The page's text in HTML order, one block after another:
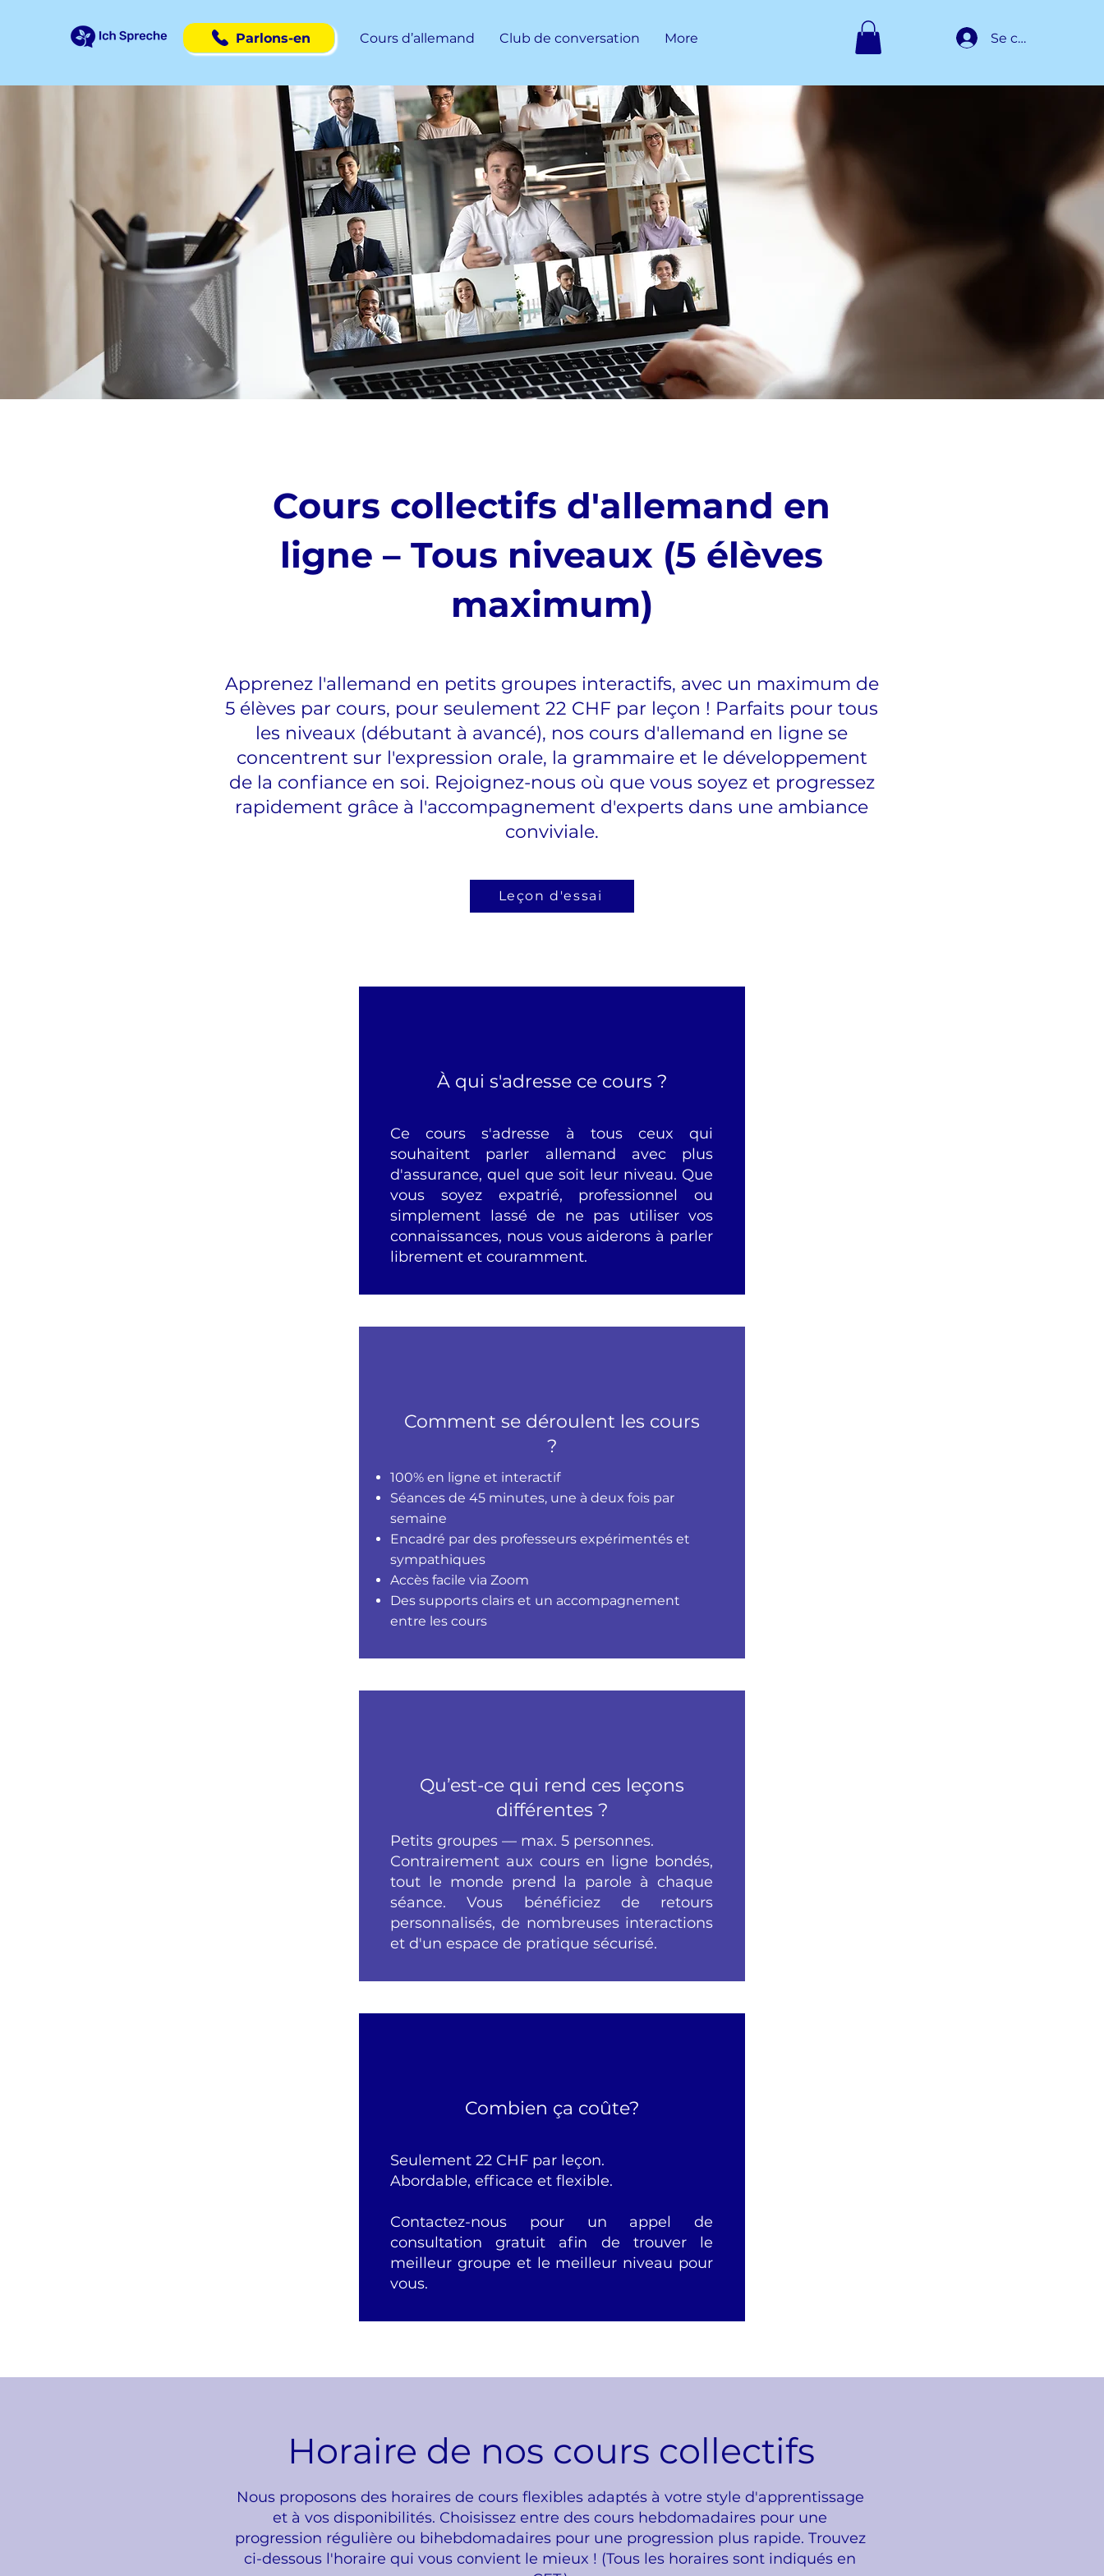
Parlons-en Cours d’allemand Club de conversation More Se connecter
Cours collectifs d'allemand en
ligne – Tous niveaux (5 élèves
maximum)
Apprenez l'allemand en petits groupes interactifs, avec un maximum de
5 élèves par cours, pour seulement 22 CHF par leçon ! Parfaits pour tous
les niveaux (débutant à avancé), nos cours d'allemand en ligne se
concentrent sur l'expression orale, la grammaire et le développement
de la confiance en soi. Rejoignez-nous où que vous soyez et progressez
rapidement grâce à l'accompagnement d'experts dans une ambiance
conviviale.
Leçon d'essai
À qui s'adresse ce cours ?
Ce cours s'adresse à tous ceux qui
souhaitent parler allemand avec plus
d'assurance, quel que soit leur niveau. Que
vous soyez expatrié, professionnel ou
simplement lassé de ne pas utiliser vos
connaissances, nous vous aiderons à parler
librement et couramment.
Comment se déroulent les cours
?
100% en ligne et interactif
Séances de 45 minutes, une à deux fois par
semaine
Encadré par des professeurs expérimentés et
sympathiques
Accès facile via Zoom
Des supports clairs et un accompagnement
entre les cours
Qu’est-ce qui rend ces leçons
différentes ?
Petits groupes — max. 5 personnes.
Contrairement aux cours en ligne bondés,
tout le monde prend la parole à chaque
séance. Vous bénéficiez de retours
personnalisés, de nombreuses interactions
et d'un espace de pratique sécurisé.
Combien ça coûte?
Seulement 22 CHF par leçon.
Abordable, efficace et flexible.
Contactez-nous pour un appel de
consultation gratuit afin de trouver le
meilleur groupe et le meilleur niveau pour
vous.
Horaire de nos cours collectifs
Nous proposons des horaires de cours flexibles adaptés à votre style d'apprentissage
et à vos disponibilités. Choisissez entre des cours hebdomadaires pour une
progression régulière ou bihebdomadaires pour une progression plus rapide. Trouvez
ci-dessous l'horaire qui vous convient le mieux ! (Tous les horaires sont indiqués en